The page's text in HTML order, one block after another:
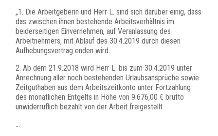
„1. Die Arbeitgeberin und Herr L. sind sich darüber einig, dass
das zwischen ihnen bestehende Arbeitsverhältnis im
beiderseitigen Einvernehmen, auf Veranlassung des
Arbeitnehmers, mit Ablauf des 30.4.2019 durch diesen
Aufhebungsvertrag enden wird.
2. Ab dem 21.9.2018 wird Herr L. bis zum 30.4.2019 unter
Anrechnung aller noch bestehenden Urlaubsansprüche sowie
Zeitguthaben aus dem Arbeitszeitkonto unter Fortzahlung
des monatlichen Entgelts in Höhe von 9.676,00 € brutto
unwiderruflich bezahlt von der Arbeit freigestellt.